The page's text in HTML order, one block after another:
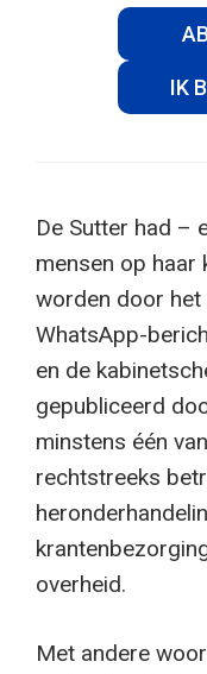
IK
De Sutter had –
mensen op haar
worden door
WhatsApp-
en de
gepubliceerd
minstens één
rechtstreeks
overheid.
Met andere